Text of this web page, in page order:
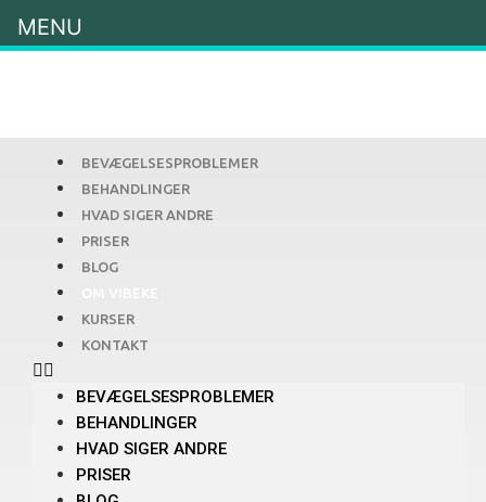
BEVÆGELSESPROBLEMER
BEHANDLINGER
HVAD SIGER ANDRE
PRISER
BLOG
KURSER
KONTAKT
BEVÆGELSESPROBLEMER
BEHANDLINGER
HVAD SIGER ANDRE
PRISER
MENU